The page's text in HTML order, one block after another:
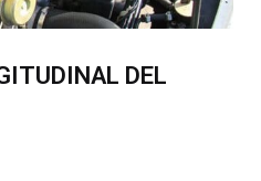
DEL